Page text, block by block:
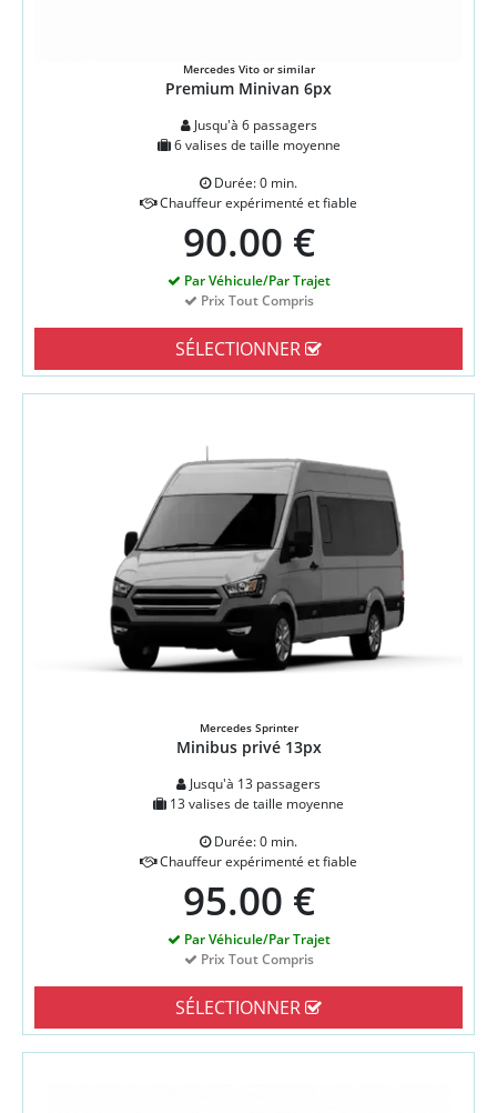
Mercedes Vito or similar
Premium Minivan 6px
Jusqu'à 6 passagers
6 valises de taille moyenne
Durée: 0 min.
Chauffeur expérimenté et fiable
90.00 €
Par Véhicule/Par Trajet
Prix Tout Compris
SÉLECTIONNER
Mercedes Sprinter
Minibus privé 13px
Jusqu'à 13 passagers
13 valises de taille moyenne
Durée: 0 min.
Chauffeur expérimenté et fiable
95.00 €
Par Véhicule/Par Trajet
Prix Tout Compris
SÉLECTIONNER